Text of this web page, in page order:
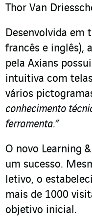
Thor Van
Desenvolvida em
francês e inglês),
pela Axians
intuitiva com
vários
conhecimento
ferramenta.”
O novo Learning
um sucesso.
letivo, o
mais de 1000
objetivo inicial.